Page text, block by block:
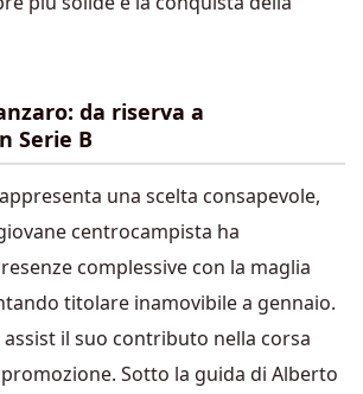
da riserva a
Serie B
una scelta consapevole,
centrocampista ha
complessive con la maglia
titolare inamovibile a gennaio.
il suo contributo nella corsa
Sotto la guida di Alberto